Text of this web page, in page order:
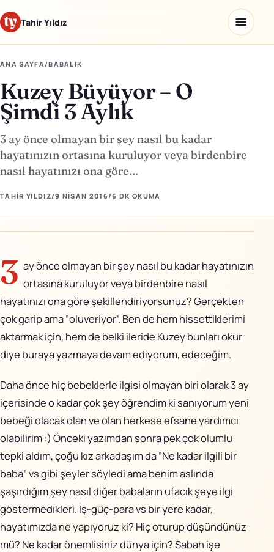
Tahir Yıldız
Ana sayfa
Blog
Hakkımda
Kaydettiklerim
AiPixo
Movioo ↗
İletişim
X
LinkedIn
YouTube
Görünüm
ANA SAYFA/BABALIK
Kuzey Büyüyor – O
Şimdi 3 Aylık
3 ay önce olmayan bir şey nasıl bu kadar
hayatınızın ortasına kuruluyor veya birdenbire
nasıl hayatınızı ona göre…
TAHIR YILDIZ/9 NISAN 2016/6 DK OKUMA
3 ay önce olmayan bir şey nasıl bu kadar hayatınızın
ortasına kuruluyor veya birdenbire nasıl
hayatınızı ona göre şekillendiriyorsunuz? Gerçekten
çok garip ama “oluveriyor”. Ben de hem hissettiklerimi
aktarmak için, hem de belki ileride Kuzey bunları okur
diye buraya yazmaya devam ediyorum, edeceğim.
Daha önce hiç bebeklerle ilgisi olmayan biri olarak 3 ay
içerisinde o kadar çok şey öğrendim ki sanıyorum yeni
bebeği olacak olan ve olan herkese efsane yardımcı
olabilirim :) Önceki yazımdan sonra pek çok olumlu
tepki aldım, çoğu kız arkadaşım da “Ne kadar ilgili bir
baba” vs gibi şeyler söyledi ama benim aslında
şaşırdığım şey nasıl diğer babaların ufacık şeye ilgi
göstermedikleri. İş-güç-para vs bir yere kadar,
hayatımızda ne yapıyoruz ki? Hiç oturup düşündünüz
mü? Ne kadar önemlisiniz dünya için? Sabah işe